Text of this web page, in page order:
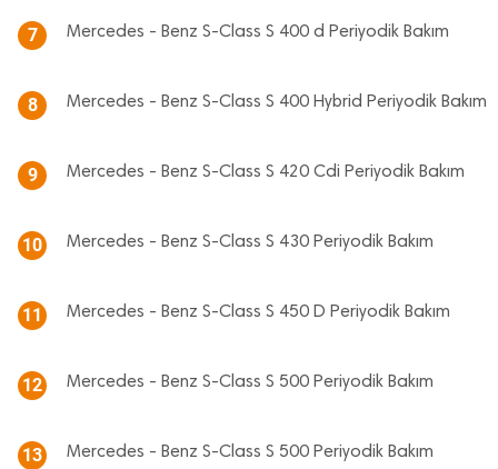
7 Mercedes - Benz S-Class S 400 d Periyodik Bakım
8 Mercedes - Benz S-Class S 400 Hybrid Periyodik Bakım
9 Mercedes - Benz S-Class S 420 Cdi Periyodik Bakım
10 Mercedes - Benz S-Class S 430 Periyodik Bakım
11 Mercedes - Benz S-Class S 450 D Periyodik Bakım
12 Mercedes - Benz S-Class S 500 Periyodik Bakım
13 Mercedes - Benz S-Class S 500 Periyodik Bakım